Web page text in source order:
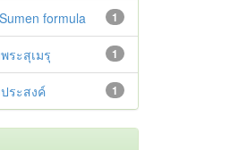
1
formula
1
ระสุเมรุ
1
ระสงค์